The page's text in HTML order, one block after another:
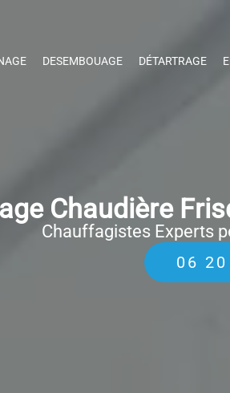
DESEMBOUAGE DÉTARTRAGE
Chaudière
Chauffagistes Experts
06